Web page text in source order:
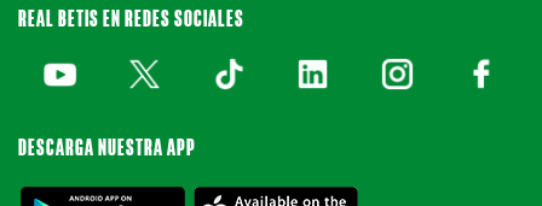
REAL BETIS EN REDES SOCIALES
DESCARGA NUESTRA APP